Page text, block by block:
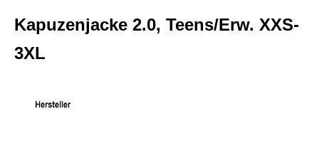
Kapuzenjacke 2.0, Teens/Erw. XXS-
3XL